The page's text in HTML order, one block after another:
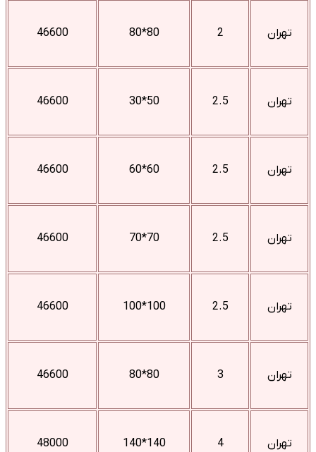
تهران 2
80*80
46600
تهران 2.5
50*30
46600
تهران 2.5
60*60
46600
تهران 2.5
70*70
46600
تهران 2.5
100*100
46600
تهران 3
80*80
46600
تهران 4
140*140
48000